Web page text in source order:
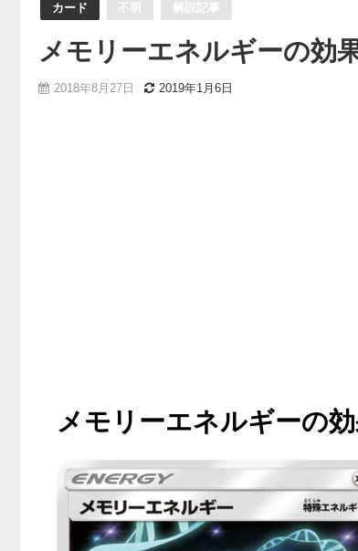
カード 不明 解説記事
メモリーエネルギーの効
2018年8月27日 2019年1月6日
メモリーエネルギーの